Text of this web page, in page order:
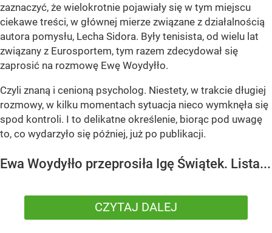
zaznaczyć, że wielokrotnie pojawiały się w tym miejscu
ciekawe treści, w głównej mierze związane z działalnością
autora pomysłu, Lecha Sidora. Były tenisista, od wielu lat
związany z Eurosportem, tym razem zdecydował się
zaprosić na rozmowę Ewę Woydyłło.
Czyli znaną i cenioną psycholog. Niestety, w trakcie długiej
rozmowy, w kilku momentach sytuacja nieco wymknęła się
spod kontroli. I to delikatne określenie, biorąc pod uwagę
to, co wydarzyło się później, już po publikacji.
Ewa Woydyłło przeprosiła Igę Świątek. Lista...
CZYTAJ DALEJ